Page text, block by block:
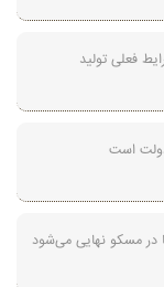
فعلی تولید
دولت است
در مسکو نهایی می‌شود